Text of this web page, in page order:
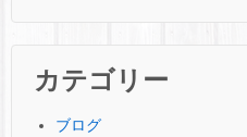
カテゴリー
ブログ